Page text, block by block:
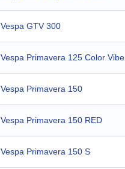
Vespa GTV 300
Vespa Primavera 125 Color Vibe
Vespa Primavera 150
Vespa Primavera 150 RED
Vespa Primavera 150 S